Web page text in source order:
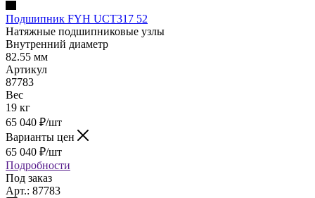
Подшипник FYH UCT317 52
Натяжные подшипниковые узлы
Внутренний диаметр
82.55 мм
Артикул
87783
Вес
19 кг
65 040 ₽/шт
Варианты цен
65 040 ₽/шт
Подробности
Под заказ
Арт.: 87783